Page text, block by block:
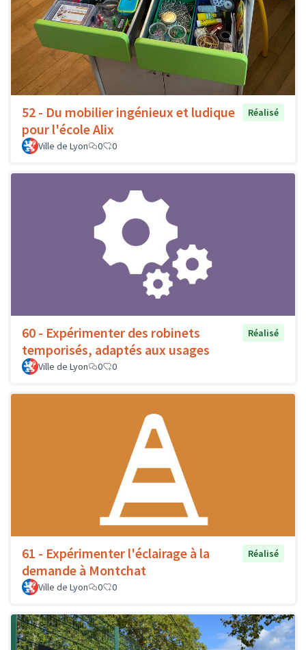
52 - Du mobilier ingénieux et ludique
pour l'école Alix
Réalisé
Ville de Lyon 0 0
60 - Expérimenter des robinets
temporisés, adaptés aux usages
Réalisé
Ville de Lyon 0 0
61 - Expérimenter l'éclairage à la
demande à Montchat
Réalisé
Ville de Lyon 0 0